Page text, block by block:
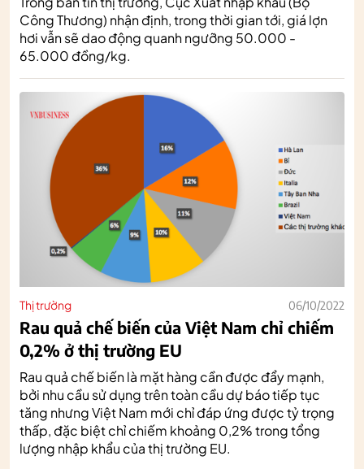
Công Thương) nhận định, trong thời gian tới, giá lợn
hơi vẫn sẽ dao động quanh ngưỡng 50.000 -
65.000 đồng/kg.
Thị trường 06/10/2022
Rau quả chế biến của Việt Nam chỉ chiếm
0,2% ở thị trường EU
Rau quả chế biến là mặt hàng cần được đẩy mạnh,
bởi nhu cầu sử dụng trên toàn cầu dự báo tiếp tục
tăng nhưng Việt Nam mới chỉ đáp ứng được tỷ trọng
thấp, đặc biệt chỉ chiếm khoảng 0,2% trong tổng
lượng nhập khẩu của thị trường EU.